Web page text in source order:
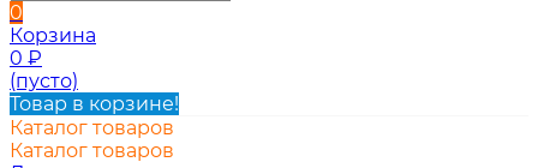
0
Корзина
0 ₽
(пусто)
Товар в корзине!
Каталог товаров
Каталог товаров